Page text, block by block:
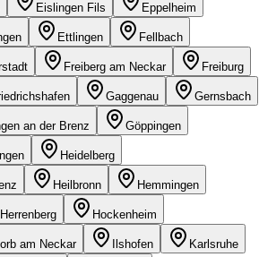
Eislingen Fils Eppelheim
Ettlingen Fellbach
Freiberg am Neckar Freiburg
Gaggenau Gernsbach
an der Brenz Göppingen
Heidelberg
Heilbronn Hemmingen
Herrenberg Hockenheim
am Neckar Ilshofen Karlsruhe